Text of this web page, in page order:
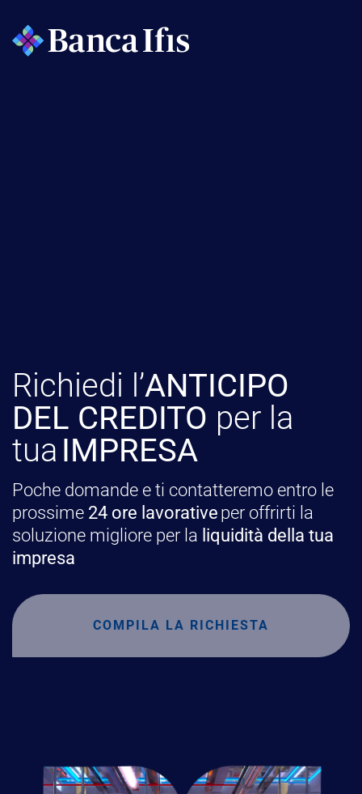
Richiedi l’ANTICIPO
DEL CREDITO per la
tua IMPRESA
Poche domande e ti contatteremo entro le
prossime 24 ore lavorative per offrirti la
soluzione migliore per la liquidità della tua
impresa
COMPILA LA RICHIESTA